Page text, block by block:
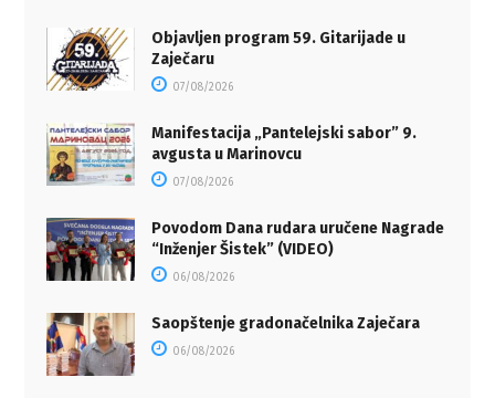
Objavljen program 59. Gitarijade u
Zaječaru
07/08/2026
Manifestacija „Pantelejski sabor” 9.
avgusta u Marinovcu
07/08/2026
Povodom Dana rudara uručene Nagrade
“Inženjer Šistek” (VIDEO)
06/08/2026
Saopštenje gradonačelnika Zaječara
06/08/2026